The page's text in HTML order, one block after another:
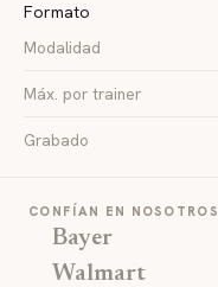
Formato
Modalidad
Máx. por trainer
Grabado
CONFÍAN EN NOSOTROS
Bayer
Walmart